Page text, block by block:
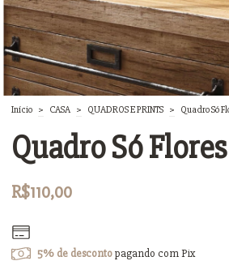
Início > CASA > QUADROS E PRINTS > Quadro Só
Quadro Só
R$110,00
5% de descontopagando com Pix